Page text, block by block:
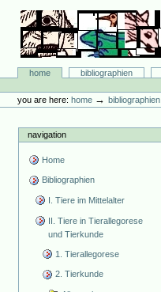
content.
navigation
Bibliographie-Portal
Sectionshome bibliographien
tools
you are here: home →bibliographien
navigation
Home
Bibliographien
I. Tiere im Mittelalter
II. Tiere in Tierallegorese
und Tierkunde
1. Tierallegorese
2. Tierkunde